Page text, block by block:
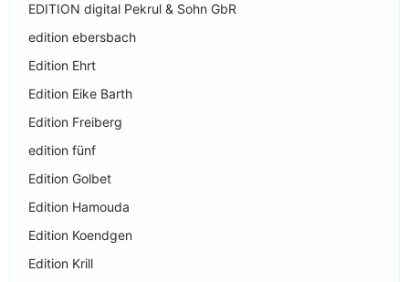
EDITION digital Pekrul & Sohn GbR
edition ebersbach
Edition Ehrt
Edition Eike Barth
Edition Freiberg
edition fünf
Edition Golbet
Edition Hamouda
Edition Koendgen
Edition Krill